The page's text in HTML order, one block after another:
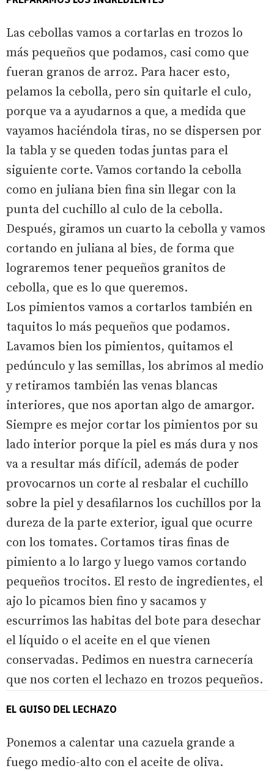
Las cebollas vamos a cortarlas en trozos lo
más pequeños que podamos, casi como que
fueran granos de arroz. Para hacer esto,
pelamos la cebolla, pero sin quitarle el culo,
porque va a ayudarnos a que, a medida que
vayamos haciéndola tiras, no se dispersen por
la tabla y se queden todas juntas para el
siguiente corte. Vamos cortando la cebolla
como en juliana bien fina sin llegar con la
punta del cuchillo al culo de la cebolla.
Después, giramos un cuarto la cebolla y vamos
cortando en juliana al bies, de forma que
lograremos tener pequeños granitos de
cebolla, que es lo que queremos.
Los pimientos vamos a cortarlos también en
taquitos lo más pequeños que podamos.
Lavamos bien los pimientos, quitamos el
pedúnculo y las semillas, los abrimos al medio
y retiramos también las venas blancas
interiores, que nos aportan algo de amargor.
Siempre es mejor cortar los pimientos por su
lado interior porque la piel es más dura y nos
va a resultar más difícil, además de poder
provocarnos un corte al resbalar el cuchillo
sobre la piel y desafilarnos los cuchillos por la
dureza de la parte exterior, igual que ocurre
con los tomates. Cortamos tiras finas de
pimiento a lo largo y luego vamos cortando
pequeños trocitos. El resto de ingredientes, el
ajo lo picamos bien fino y sacamos y
escurrimos las habitas del bote para desechar
el líquido o el aceite en el que vienen
conservadas. Pedimos en nuestra carnecería
que nos corten el lechazo en trozos pequeños.
EL GUISO DEL LECHAZO
Ponemos a calentar una cazuela grande a
fuego medio-alto con el aceite de oliva.